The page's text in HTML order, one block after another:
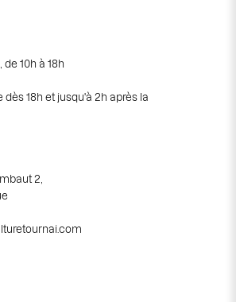
10h à 18h
18h et jusqu'à 2h après la
2,